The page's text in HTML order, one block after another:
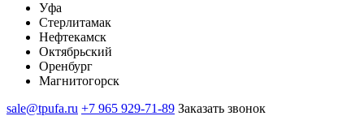
Уфа
Стерлитамак
Нефтекамск
Октябрьский
Оренбург
Магнитогорск
sale@tpufa.ru +7 965 929-71-89 Заказать звонок